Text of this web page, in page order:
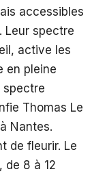
accessibles
Leur spectre
active les
en pleine
spectre
Thomas Le
Nantes.
de fleurir. Le
de 8 à 12